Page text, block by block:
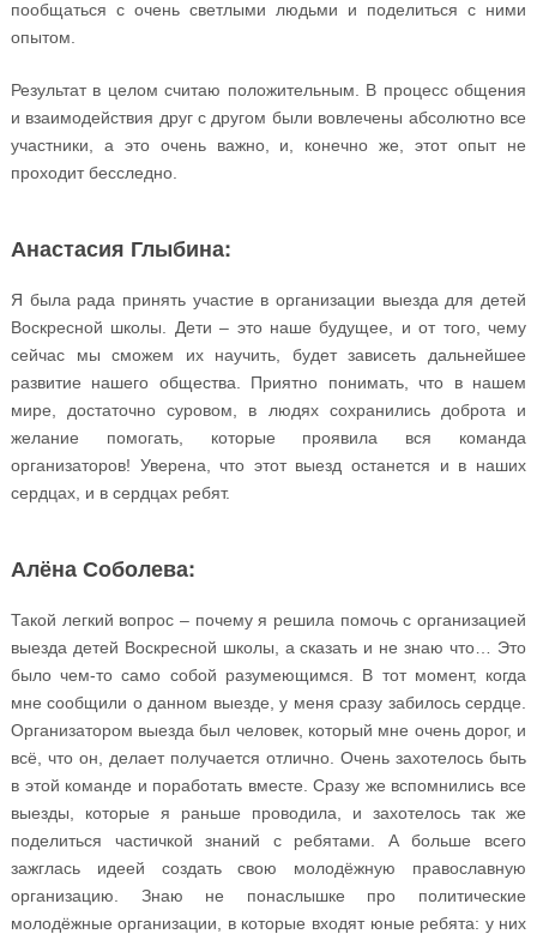
пообщаться с очень светлыми людьми и поделиться с ними
опытом.
Результат в целом считаю положительным. В процесс общения
и взаимодействия друг с другом были вовлечены абсолютно все
участники, а это очень важно, и, конечно же, этот опыт не
проходит бесследно.
Анастасия Глыбина:
Я была рада принять участие в организации выезда для детей
Воскресной школы. Дети – это наше будущее, и от того, чему
сейчас мы сможем их научить, будет зависеть дальнейшее
развитие нашего общества. Приятно понимать, что в нашем
мире, достаточно суровом, в людях сохранились доброта и
желание помогать, которые проявила вся команда
организаторов! Уверена, что этот выезд останется и в наших
сердцах, и в сердцах ребят.
Алёна Соболева:
Такой легкий вопрос – почему я решила помочь с организацией
выезда детей Воскресной школы, а сказать и не знаю что… Это
было чем-то само собой разумеющимся. В тот момент, когда
мне сообщили о данном выезде, у меня сразу забилось сердце.
Организатором выезда был человек, который мне очень дорог, и
всё, что он, делает получается отлично. Очень захотелось быть
в этой команде и поработать вместе. Сразу же вспомнились все
выезды, которые я раньше проводила, и захотелось так же
поделиться частичкой знаний с ребятами. А больше всего
зажглась идеей создать свою молодёжную православную
организацию. Знаю не понаслышке про политические
молодёжные организации, в которые входят юные ребята: у них